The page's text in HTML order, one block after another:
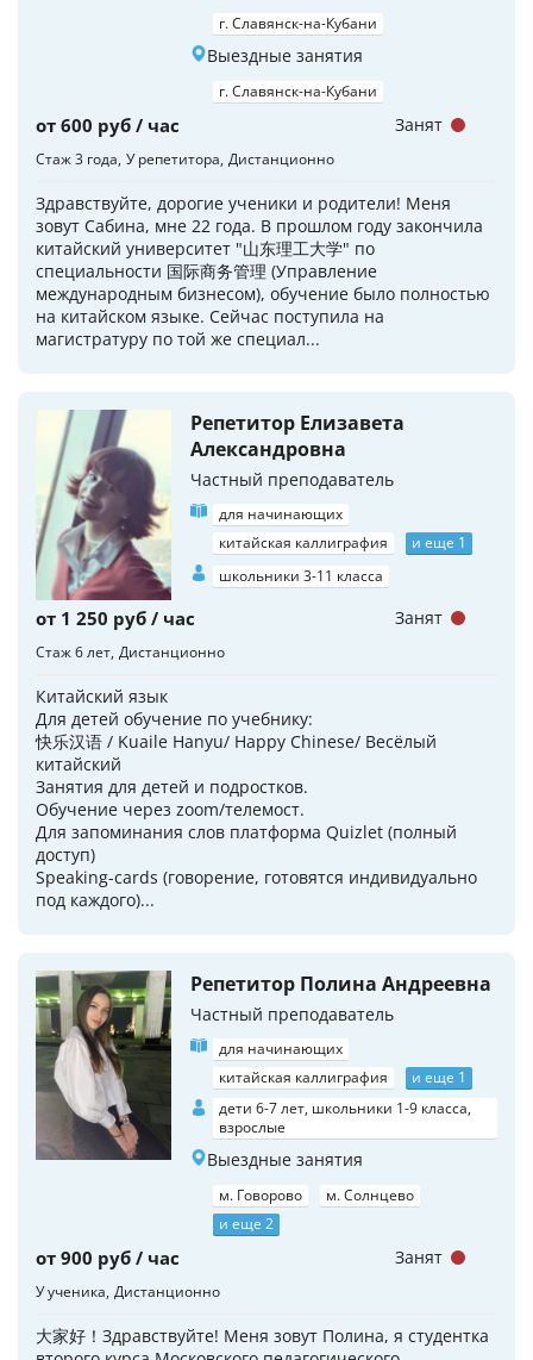
г. Славянск-на-Кубани
Выездные занятия
г. Славянск-на-Кубани
от 600 руб / час
Стаж 3 года У репетитора Дистанционно
Здравствуйте, дорогие ученики и родители! Меня
зовут Сабина, мне 22 года. В прошлом году закончила
китайский университет "山东理工大学" по
специальности 国际商务管理 (Управление
международным бизнесом), обучение было полностью
на китайском языке. Сейчас поступила на
магистратуру по той же специал...
Занят
Репетитор Елизавета
Александровна
Частный преподаватель
для начинающих
китайская каллиграфия
и еще 1
школьники 3-11 класса
от 1 250 руб / час
Стаж 6 лет Дистанционно
Китайский язык
Для детей обучение по учебнику:
快乐汉语 / Kuaile Hanyu/ Happy Chinese/ Весёлый
китайский
Занятия для детей и подростков.
Обучение через zoom/телемост.
Для запоминания слов платформа Quizlet (полный
доступ)
Speaking-cards (говорение, готовятся индивидуально
под каждого)...
Занят
Репетитор Полина Андреевна
Частный преподаватель
для начинающих
китайская каллиграфия
и еще 1
дети 6-7 лет, школьники 1-9 класса,
взрослые
Выездные занятия
м. Говорово
м. Солнцево
и еще 2
от 900 руб / час
У ученика Дистанционно
大家好！Здравствуйте! Меня зовут Полина, я студентка
Занят